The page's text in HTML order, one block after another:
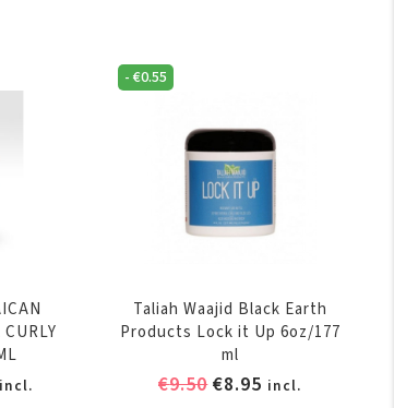
Custard
aantal
Huidige
incl.
- €0.55
Taliah Waajid Black Earth
Products Lock it Up 6oz/177
ml
€9.50Oorspronkelijke
€8.95 Huidige
incl.